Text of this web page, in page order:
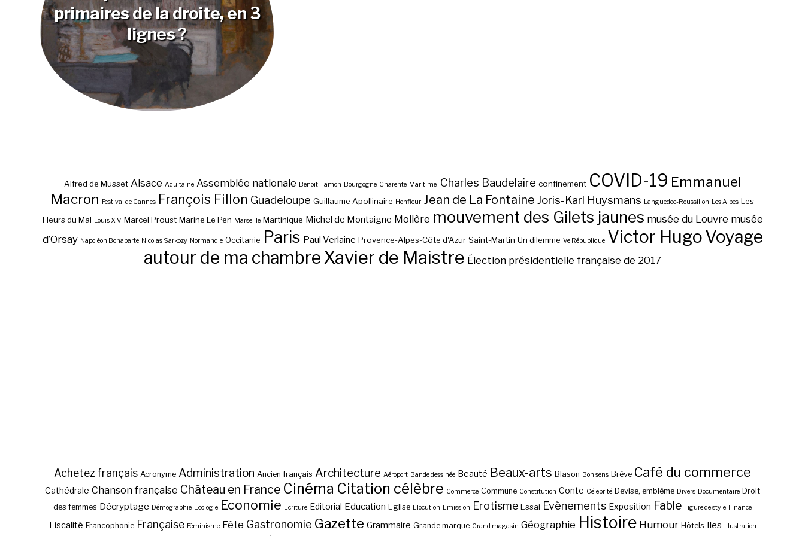
primaires de la droite, en 3
lignes ?
Alfred de Musset Alsace Aquitaine Assemblée nationale Benoît Hamon Bourgogne Charente-Maritime. Charles Baudelaire confinement COVID-19 Emmanuel
Macron Festival de Cannes François Fillon Guadeloupe Guillaume Apollinaire Honfleur Jean de La Fontaine Joris-Karl Huysmans Languedoc-Roussillon Les Alpes Les
Fleurs du Mal Louis XIV Marcel Proust Marine Le Pen Marseille Martinique Michel de Montaigne Molière mouvement des Gilets jaunes musée du Louvre musée
d’Orsay Napoléon Bonaparte Nicolas Sarkozy Normandie Occitanie Paris Paul Verlaine Provence-Alpes-Côte d'Azur Saint-Martin Un dilemme Ve République Victor HugoVoyage
autour de ma chambreXavier de Maistre Élection présidentielle française de 2017
Achetez français Acronyme Administration Ancien français Architecture Aéroport Bande dessinée Beauté Beaux-arts Blason Bon sens Brève Café du commerce
Cathédrale Chanson française Château en France Cinéma Citation célèbre Commerce Commune Constitution Conte Célébrité Devise, emblème Divers Documentaire Droit
des femmes Décryptage Démographie Ecologie Economie Ecriture Editorial Education Eglise Elocution Emission Erotisme Essai Evènements Exposition Fable Figure de style Finance
Fiscalité Francophonie Française Féminisme Fête Gastronomie Gazette Grammaire Grande marque Grand magasin Géographie Histoire Humour Hôtels Iles Illustration